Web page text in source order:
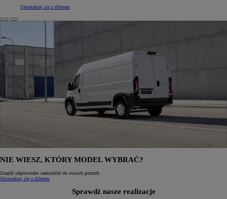
Skontaktuj się z dilerem
NIE WIESZ, KTÓRY MODEL WYBRAĆ?
Znajdź odpowiedni samochód do swoich potrzeb
Skontaktuj się z dilerem
Sprawdź nasze realizacje